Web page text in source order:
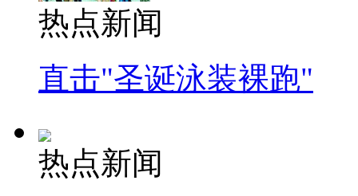
热点新闻
直击"圣诞泳装裸跑"
热点新闻